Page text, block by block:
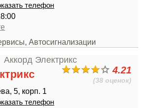
телефон
Автосигнализации
4.21
(38 оценок)
5, корп. 1
телефон